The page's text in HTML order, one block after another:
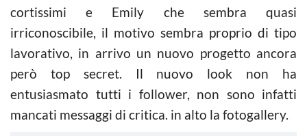
cortissimi e Emily che sembra quasi
irriconoscibile, il motivo sembra proprio di tipo
lavorativo, in arrivo un nuovo progetto ancora
però top secret. Il nuovo look non ha
entusiasmato tutti i follower, non sono infatti
mancati messaggi di critica. in alto la fotogallery.